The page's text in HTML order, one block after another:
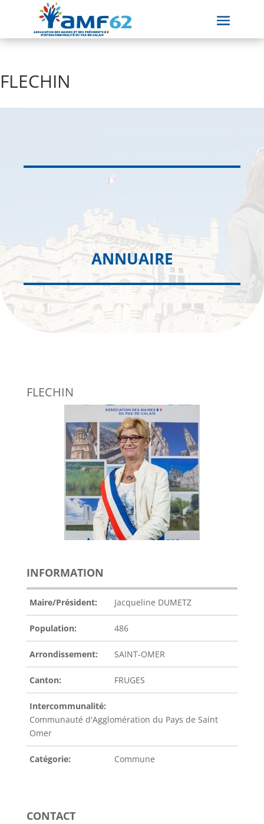
FLECHIN
ANNUAIRE
FLECHIN
INFORMATION
Maire/Président: Jacqueline DUMETZ
Population: 486
Arrondissement: SAINT-OMER
Canton: FRUGES
Intercommunalité:
Communauté d'Agglomération du Pays de Saint
Omer
Catégorie: Commune
CONTACT